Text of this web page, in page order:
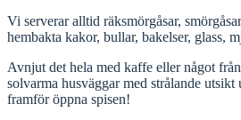
Vi serverar alltid räksmörgåsar,
hembakta kakor, bullar, bakelser, glass,
Avnjut det hela med kaffe eller något
solvarma husväggar med strålande
framför öppna spisen!